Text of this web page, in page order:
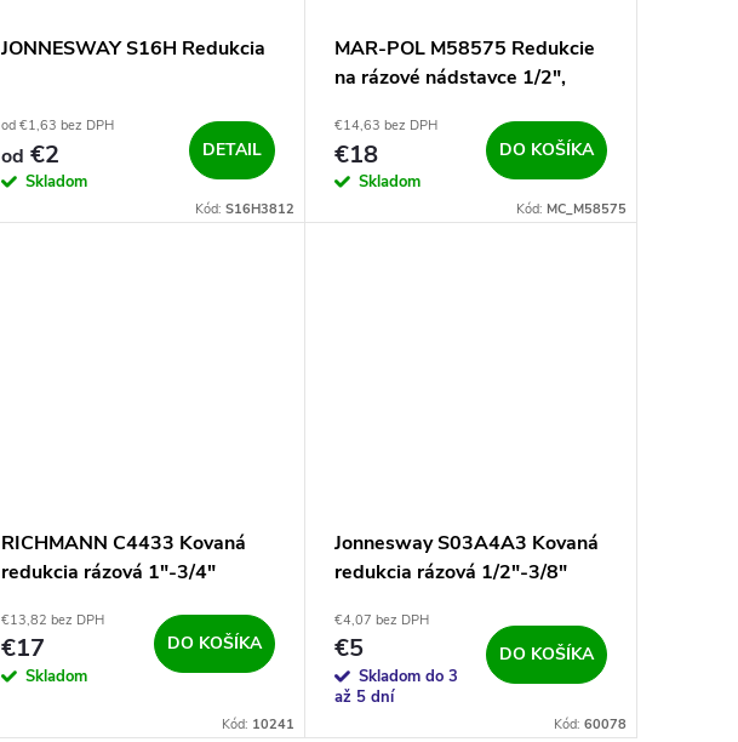
JONNESWAY S16H Redukcia
od €1,63 bez DPH
od €2
Skladom
DETAIL
Kód: S16H3812
MAR-POL M58575 Redukcie
na rázové nádstavce 1/2",
€14,63 bez DPH
€18
Skladom
DO KOŠÍKA
Kód: MC_M58575
RICHMANN C4433 Kovaná
redukcia rázová 1"-3/4"
€13,82 bez DPH
€17
Skladom
DO KOŠÍKA
Kód: 10241
Jonnesway S03A4A3 Kovaná
redukcia rázová 1/2"-3/8"
€4,07 bez DPH
€5
Skladom do 3
až 5 dní
DO KOŠÍKA
Kód: 60078